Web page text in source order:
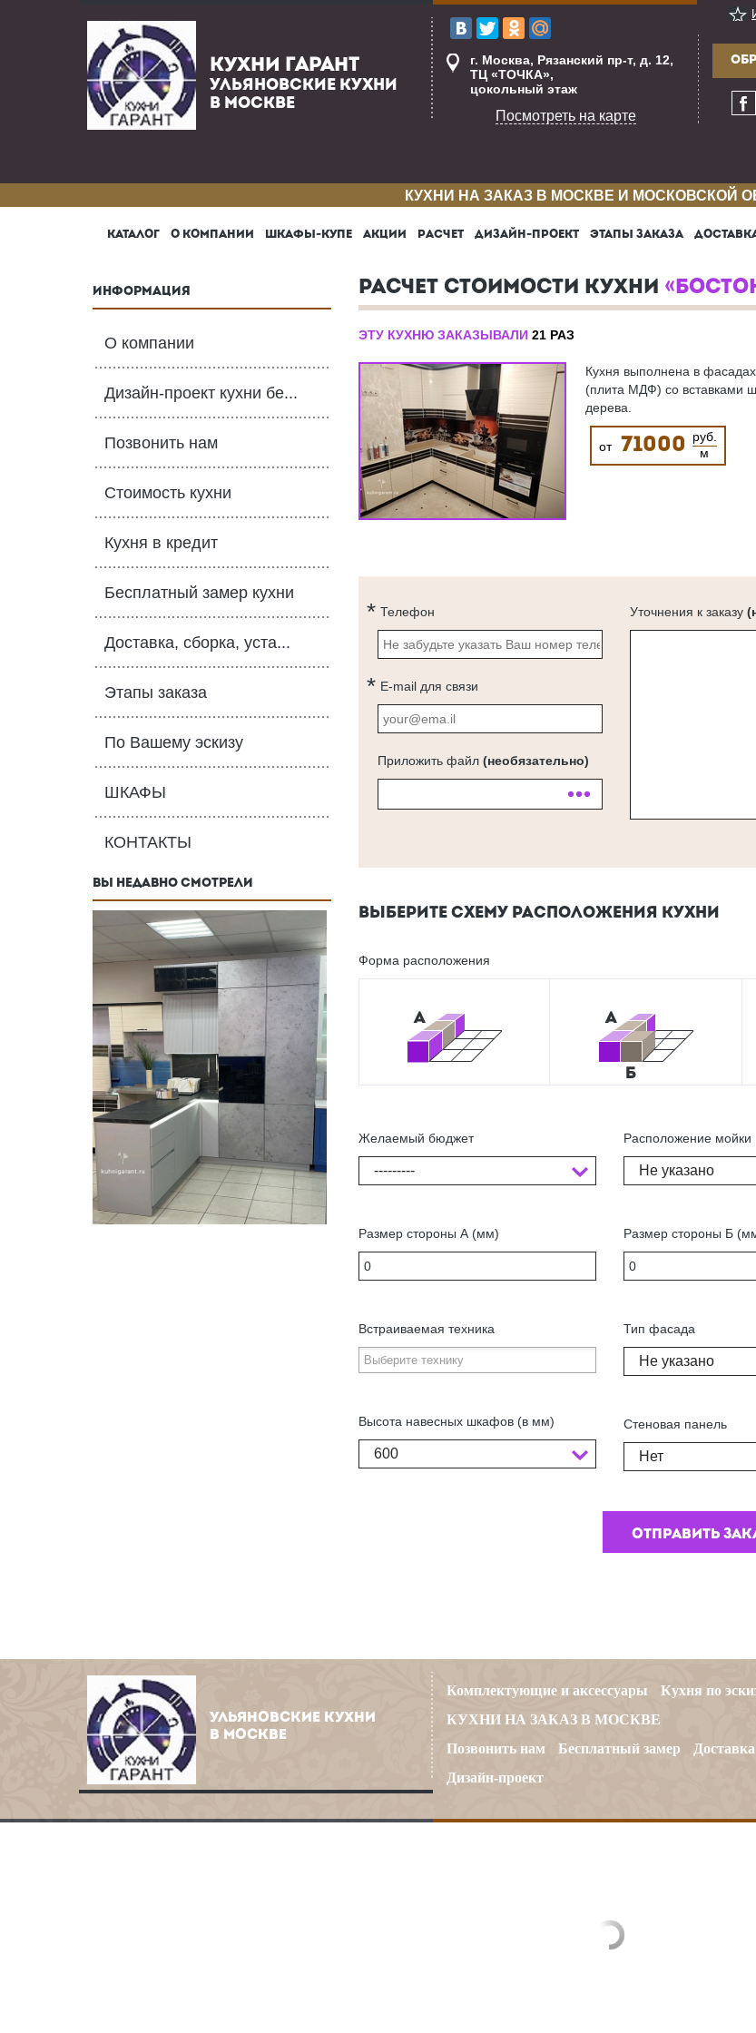
КУХНИ ГАРАНТ
УЛЬЯНОВСКИЕ КУХНИ
В МОСКВЕ
г. Москва, Рязанский пр-т, д. 12,
ТЦ «ТОЧКА»,
цокольный этаж
Посмотреть на карте
КУХНИ НА ЗАКАЗ В МОСКВЕ И МОСКОВСКОЙ
КАТАЛОГ О КОМПАНИИ ШКАФЫ-КУПЕ АКЦИИ РАСЧЕТ ДИЗАЙН-ПРОЕКТ ЭТАПЫ ЗАКАЗА
ИНФОРМАЦИЯ
О компании
Дизайн-проект кухни бе...
Позвонить нам
Стоимость кухни
Кухня в кредит
Бесплатный замер кухни
Доставка, сборка, уста...
Этапы заказа
По Вашему эскизу
ШКАФЫ
КОНТАКТЫ
ВЫ НЕДАВНО СМОТРЕЛИ
РАСЧЕТ СТОИМОСТИ КУХНИ
ЭТУ КУХНЮ ЗАКАЗЫВАЛИ 21 РАЗ
Кухня выполнена в
(плита МДФ) со вставками
дерева.
от 71000
руб.
м
Телефон
E-mail для связи
Приложить файл (необязательно)
Уточнения к заказу
ВЫБЕРИТЕ СХЕМУ РАСПОЛОЖЕНИЯ КУХНИ
Форма расположения
Желаемый бюджет
---------
Размер стороны А (мм)
Встраиваемая техника
Высота навесных шкафов (в мм)
600
Расположение мойки
Не указано
Размер стороны Б
Тип фасада
Не указано
Стеновая панель
Нет
УЛЬЯНОВСКИЕ КУХНИ
В МОСКВЕ
Комплектующие и аксессуары
Кухня по
КУХНИ НА ЗАКАЗ В МОСКВЕ
Позвонить нам
Бесплатный замер
Доставка
Дизайн-проект